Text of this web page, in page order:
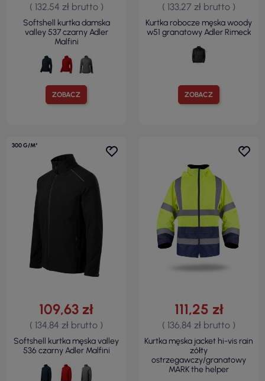
ZOBACZ
( 132,54 zł brutto )
Softshell kurtka damska
valley 537 czarny Adler
Malfini
ZOBACZ
( 133,27 zł brutto )
Kurtka robocze męska woody
w51 granatowy Adler Rimeck
300 G/M²
109,63 zł
( 134,84 zł brutto )
Softshell kurtka męska valley
536 czarny Adler Malfini
111,25 zł
( 136,84 zł brutto )
Kurtka męska jacket hi-vis rain
zółty
ostrzegawczy/granatowy
MARK the helper